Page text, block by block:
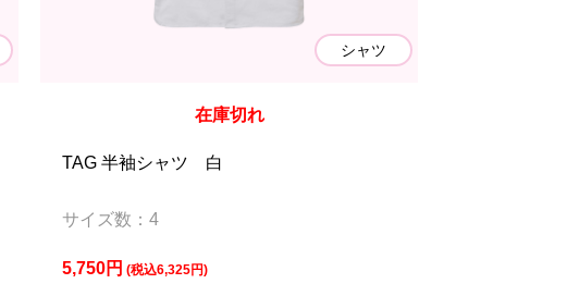
在庫切れ
TAG 半袖シャツ 白
サイズ数：4
シャツ
5,750円 (税込6,325円)